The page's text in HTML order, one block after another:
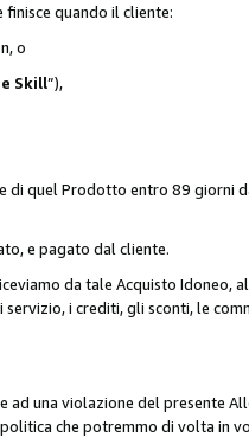
finisce quando il cliente:
o
Skill”),
quel Prodotto entro 89 giorni
e pagato dal cliente.
da tale Acquisto Idoneo,
i crediti, gli sconti, le
una violazione del presente
che potremmo di volta in